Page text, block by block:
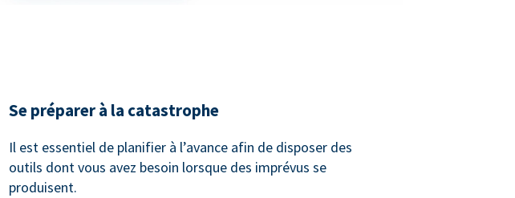
Se préparer à la catastrophe
Il est essentiel de planifier à l’avance afin de disposer des
outils dont vous avez besoin lorsque des imprévus se
produisent.